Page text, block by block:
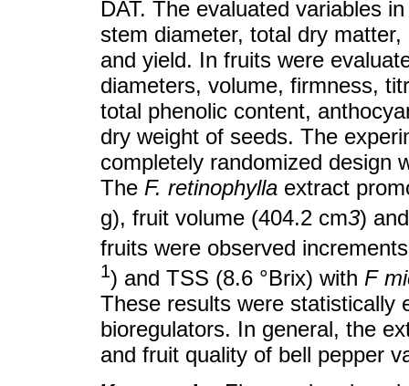
DAT. The evaluated variables
stem diameter, total dry
and yield. In fruits were
diameters, volume, firmness,
total phenolic content,
dry weight of seeds. The
completely randomized design
The F. retinophylla extract
g), fruit volume (404.2 cm3)
fruits were observed
1) and TSS (8.6 °Brix) with F
These results were statistically
bioregulators. In general, the
and fruit quality of bell pepper